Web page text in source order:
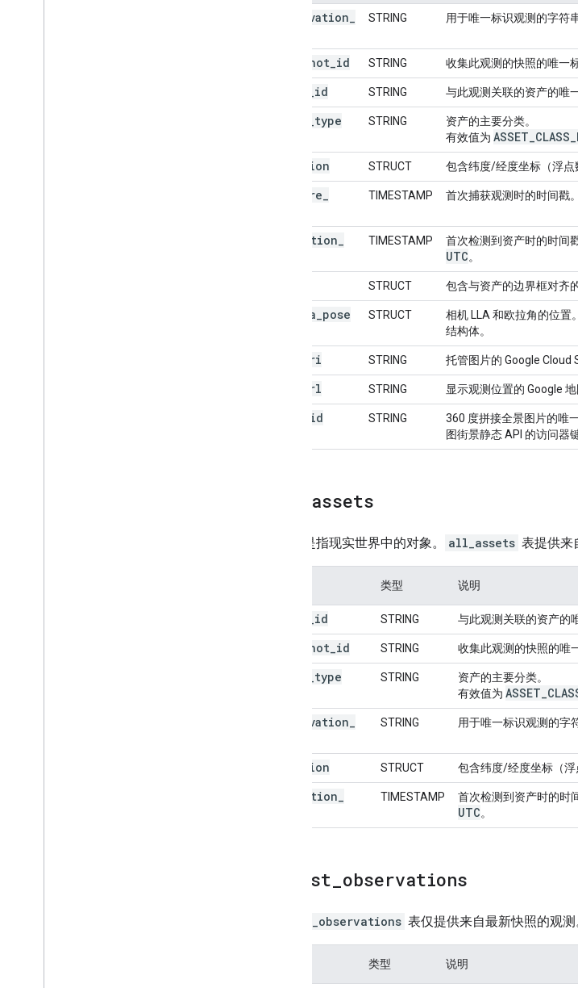
observation STRING 用于唯一标识观测的字符串
snapshot id STRING 收集此观测的快照的唯一
id STRING 与此观测关联的资产的唯
type STRING
资产的主要分类。
有效值为 ASSET CLASS
location STRUCT 包含纬度/经度坐标（浮点
capture TIMESTAMP 首次捕获观测时的时间戳
detection TIMESTAMP 首次检测到资产时的时间
UTC。
STRUCT 包含与资产的边界框对齐
camera pose STRUCT
相机 LLA 和欧拉角的位
结构体。
uri STRING 托管图片的 Google Cloud
url STRING 显示观测位置的 Google 地
id STRING
360 度拼接全景图片的唯
图街景静态 API 的访问器键
assets
“资产”是指现实世界中的对象。 all_assets 表提供来
类型 说明
id STRING 与此观测关联的资产的
snapshot id STRING 收集此观测的快照的唯
type STRING
资产的主要分类。
有效值为 ASSET
observation STRING 用于唯一标识观测的字
location STRUCT 包含纬度/经度坐标（浮
detection TIMESTAMP 首次检测到资产时的时
UTC。
latest observations
latest_observations 表仅提供来自最新快照的观测
类型 说明